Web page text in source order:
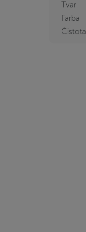
Tvar
Farba
Čistota